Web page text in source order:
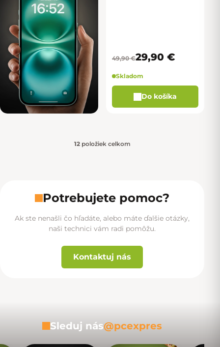
49,90 €29,90 €
Skladom
Do košíka
12položiek celkom
Potrebujete pomoc?
Ak ste nenašli čo hľadáte, alebo máte ďalšie otázky,
naši technici vám radi pomôžu.
Kontaktuj nás
Sleduj nás@pcexpres